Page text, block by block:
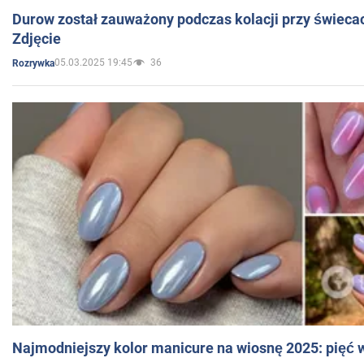
Durow został zauważony podczas kolacji przy
Zdjęcie
Rozrywka05.03.2025 19:45 36
Najmodniejszy kolor manicure na wiosnę 2025: pięć